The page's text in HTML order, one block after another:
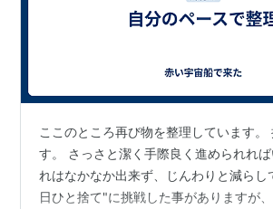
ここのところ再び物を整理しています。
す。 さっさと潔く手際良く進められれ
れはなかなか出来ず、じんわりと減らし
日ひと捨て"に挑戦した事がありますが